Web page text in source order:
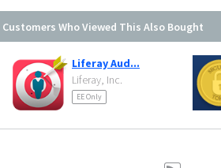
Customers Who Viewed This Also Bought
Liferay Aud...
Liferay, Inc.
EE Only